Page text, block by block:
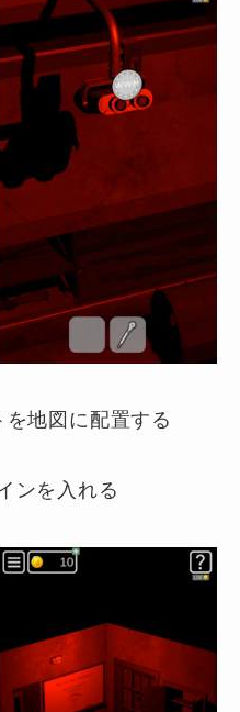
地図に配置する
ンを入れる